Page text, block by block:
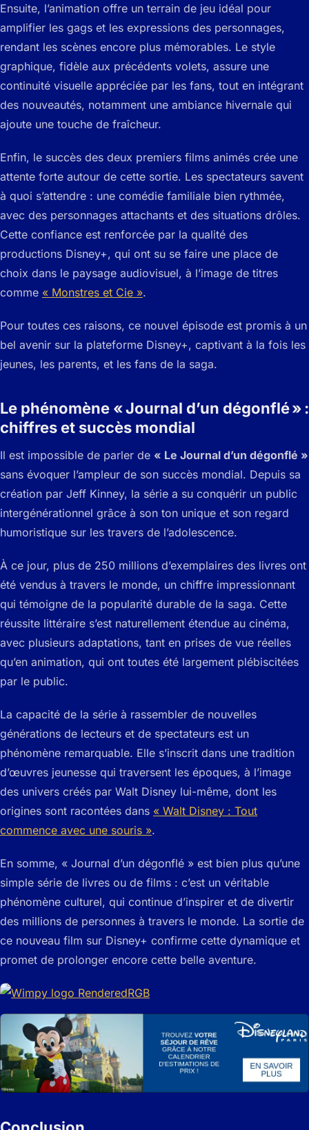
Ensuite, l’animation offre un terrain de jeu idéal pour
amplifier les gags et les expressions des personnages,
rendant les scènes encore plus mémorables. Le style
graphique, fidèle aux précédents volets, assure une
continuité visuelle appréciée par les fans, tout en intégrant
des nouveautés, notamment une ambiance hivernale qui
ajoute une touche de fraîcheur.
Enfin, le succès des deux premiers films animés crée une
attente forte autour de cette sortie. Les spectateurs savent
à quoi s’attendre : une comédie familiale bien rythmée,
avec des personnages attachants et des situations drôles.
Cette confiance est renforcée par la qualité des
productions Disney+, qui ont su se faire une place de
choix dans le paysage audiovisuel, à l’image de titres
comme « Monstres et Cie ».
Pour toutes ces raisons, ce nouvel épisode est promis à un
bel avenir sur la plateforme Disney+, captivant à la fois les
jeunes, les parents, et les fans de la saga.
Le phénomène « Journal d’un dégonflé » :
chiffres et succès mondial
Il est impossible de parler de « Le Journal d’un dégonflé »
sans évoquer l’ampleur de son succès mondial. Depuis sa
création par Jeff Kinney, la série a su conquérir un public
intergénérationnel grâce à son ton unique et son regard
humoristique sur les travers de l’adolescence.
À ce jour, plus de 250 millions d’exemplaires des livres ont
été vendus à travers le monde, un chiffre impressionnant
qui témoigne de la popularité durable de la saga. Cette
réussite littéraire s’est naturellement étendue au cinéma,
avec plusieurs adaptations, tant en prises de vue réelles
qu’en animation, qui ont toutes été largement plébiscitées
par le public.
La capacité de la série à rassembler de nouvelles
générations de lecteurs et de spectateurs est un
phénomène remarquable. Elle s’inscrit dans une tradition
d’œuvres jeunesse qui traversent les époques, à l’image
des univers créés par Walt Disney lui-même, dont les
origines sont racontées dans « Walt Disney : Tout
commence avec une souris ».
En somme, « Journal d’un dégonflé » est bien plus qu’une
simple série de livres ou de films : c’est un véritable
phénomène culturel, qui continue d’inspirer et de divertir
des millions de personnes à travers le monde. La sortie de
ce nouveau film sur Disney+ confirme cette dynamique et
promet de prolonger encore cette belle aventure.